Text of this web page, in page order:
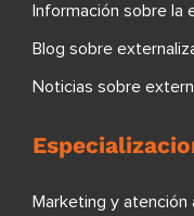
Información sobre la
Blog sobre
Noticias sobre
Marketing y atención